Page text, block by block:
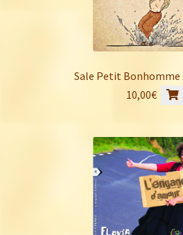
Sale Petit Bonhomme
10,00€